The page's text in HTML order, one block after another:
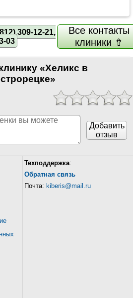
309-12-21,
03
Все контакты
клиники ⇮
«Хеликс в
Добавить
отзыв
Техподдержка:
Обратная связь
Почта: kiberis@mail.ru